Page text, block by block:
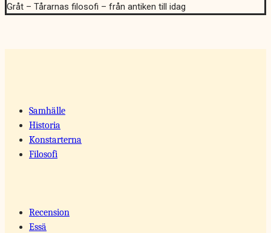
Gråt – Tårarnas filosofi – från antiken till idag
Samhälle
Historia
Konstarterna
Filosofi
Recension
Essä